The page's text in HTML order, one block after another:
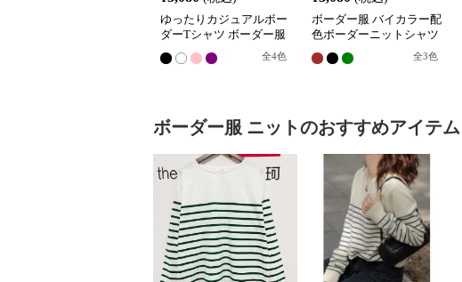
ゆったりカジュアルボー
ダーTシャツ ボーダー服
全4色
ボーダー服 バイカラー配
色ボーダーニットシャツ
全3色
ボーダー服 ニットのおすすめアイテム